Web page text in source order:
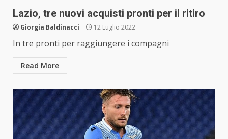
Lazio, tre nuovi acquisti pronti per il ritiro
Giorgia Baldinacci 12 Luglio 2022
In tre pronti per raggiungere i compagni
Read More